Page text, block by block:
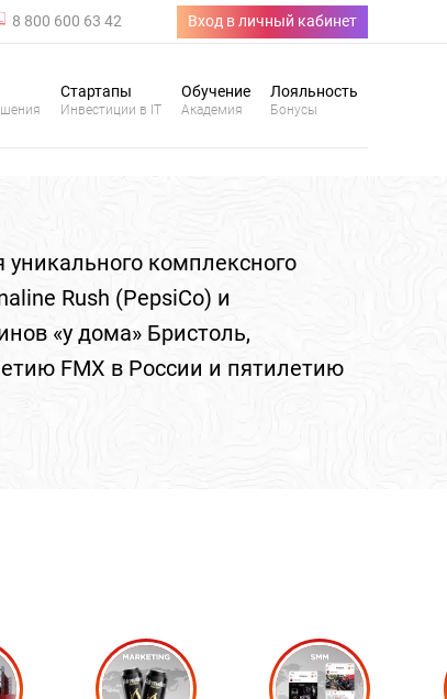
8 800 600 63 42 Вход в личный кабинет
Стартапы
Инвестиции в IT
Обучение
Академия
Лояльность
Бонусы
комплексного
Rush (PepsiCo) и
«у дома» Бристоль,
FMX в России и пятилетию